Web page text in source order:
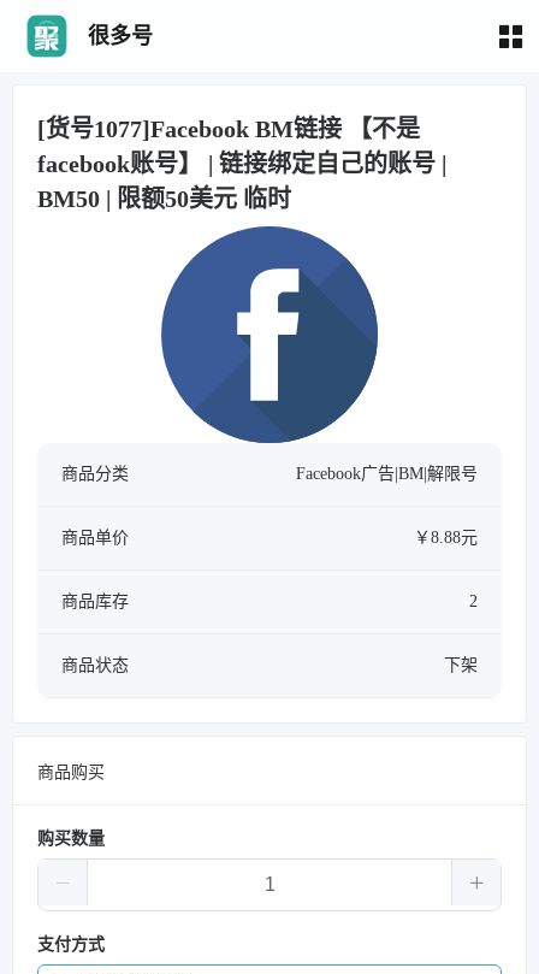
很多号
[货号1077]Facebook BM链接 【不是
facebook账号】 | 链接绑定自己的账号 |
BM50 | 限额50美元 临时
商品分类 Facebook广告|BM|解限号
商品单价 ￥8.88元
商品库存 2
商品状态 下架
商品购买
购买数量
支付方式